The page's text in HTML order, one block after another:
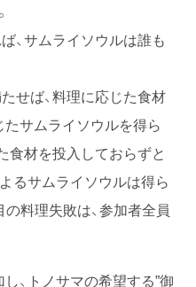
、サムライソウルは誰も
せば、料理に応じた食材
サムライソウルを得ら
食材を投入しておらずと
るサムライソウルは得ら
料理失敗は、参加者全員
、トノサマの希望する”御